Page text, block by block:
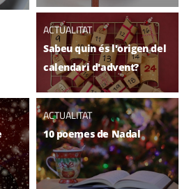
ACTUALITAT
Sabeu quin és l'origen del
calendari d'advent?
ACTUALITAT
10 poemes de Nadal